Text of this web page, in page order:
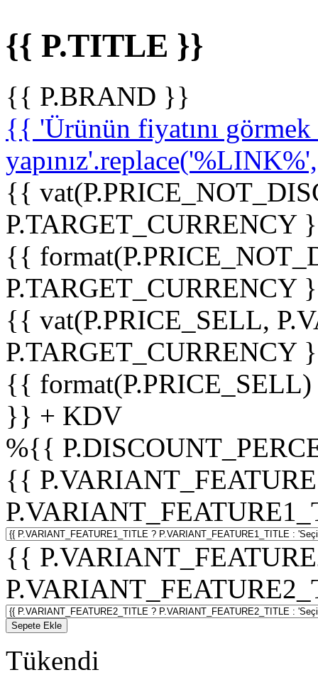
{{ P.TITLE }}
{{ P.BRAND }}
{{ 'Ürünün fiyatını
{{
P.TARGET_CURRENCY
{{
P.TARGET_CURRENCY
{{ vat(P.PRICE_SELL,
P.TARGET_CURRENCY
{{
}} + KDV
%{{
{{
{{
Sepete Ekle
Tükendi